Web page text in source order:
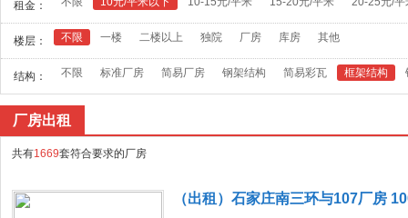
租金：
楼层： 不限 一楼 二楼以上 独院 厂房 库房 其他
结构： 不限 标准厂房 简易厂房 钢架结构 简易彩瓦 框架结构
厂房出租
共有1669套符合要求的厂房
（出租）石家庄南三环与107厂房